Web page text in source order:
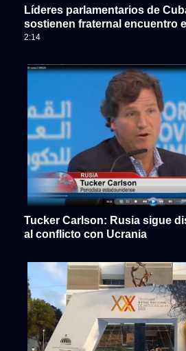
Líderes parlamentarios de
sostienen fraternal encuentro
2:14
Tucker Carlson: Rusia sigue
al conflicto con Ucrania